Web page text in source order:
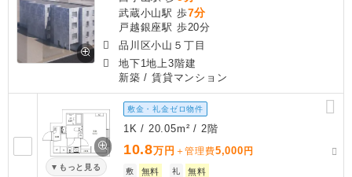
武蔵小山駅 歩7分
戸越銀座駅 歩20分
品川区小山５丁目
地下1地上3階建
新築 / 賃貸マンション
もっと見る
敷金・礼金ゼロ物件
1K / 20.05m² / 2階
10.8万円 ＋管理費5,000 円
敷 無料 礼 無料